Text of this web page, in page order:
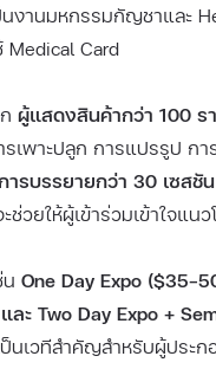
นงานมหกรรมกัญชาและ
Medical Card
ผู้แสดงสินค้ากว่า 100 ร
พาะปลูก การแปรรูป ก
ารบรรยายกว่า 30 เซสชัน
วยให้ผู้เข้าร่วมเข้าใจแน
One Day Expo
ละ Two Day Expo +
นเวทีสำคัญสำหรับผู้ประ